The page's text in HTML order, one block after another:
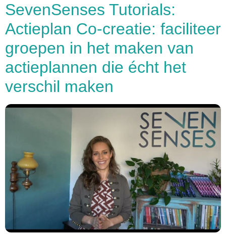
SevenSenses Tutorials:
Actieplan Co-creatie: faciliteer
groepen in het maken van
actieplannen die écht het
verschil maken